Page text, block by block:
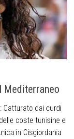
Mediterraneo
Catturato dai curdi
coste tunisine e
in Cisgiordania